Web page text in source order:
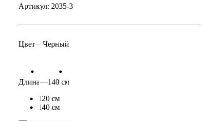
Артикул: 2035-3
Цвет—Черный
Длина—140 см
120 см
140 см